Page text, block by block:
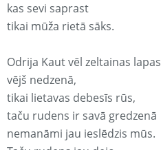
kas sevi saprast
tikai mūža rietā sāks.
Odrija Kaut vēl zeltainas lapas
vējš nedzenā,
tikai lietavas debesīs rūs,
taču rudens ir savā gredzenā
nemanāmi jau ieslēdzis mūs.